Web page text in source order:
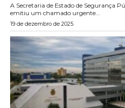
A Secretaria de Estado de Segurança
emitiu um chamado urgente...
19 de dezembro de 2025